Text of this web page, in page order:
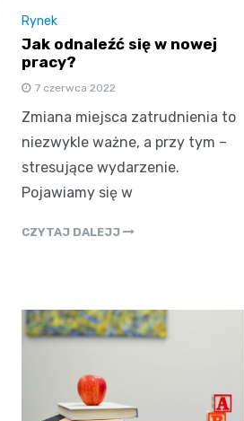
Rynek
Jak odnaleźć się w nowej
pracy?
7 czerwca 2022
Zmiana miejsca zatrudnienia to
niezwykle ważne, a przy tym –
stresujące wydarzenie.
Pojawiamy się w
CZYTAJ DALEJJ